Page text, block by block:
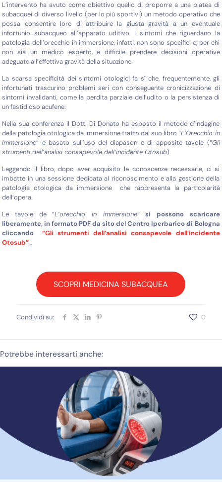
L’intervento ha avuto come obiettivo quello di proporre a una platea di
subacquei di diverso livello (per lo più sportivi) un metodo operativo che
possa consentire loro di attribuire la giusta gravità a un eventuale
infortunio subacqueo all’apparato uditivo. I sintomi che riguardano la
patologia dell’orecchio in immersione, infatti, non sono specifici e, per chi
non sia un medico esperto, è difficile prendere decisioni operative
adeguate all’effettiva gravità della situazione.
La scarsa specificità dei sintomi otologici fa sì che, frequentemente, gli
infortunati trascurino problemi seri con conseguente cronicizzazione di
sintomi invalidanti, come la perdita parziale dell’udito o la persistenza di
un fastidioso acufene.
Nella sua conferenza il Dott. Di Donato ha esposto il metodo d’indagine
della patologia otologica da immersione tratto dal suo libro “L’Orecchio in
Immersione” e basato sull’uso del diapason e di apposite tavole (“Gli
strumenti dell’analisi consapevole dell’incidente Otosub).
Leggendo il libro, dopo aver acquisito le conoscenze necessarie, ci si
imbatte in una sessione dedicata al riconoscimento e alla gestione della
patologia otologica da immersione che rappresenta la particolarità
dell’opera.
Le tavole de “L’orecchio in immersione” si possono scaricare
liberamente, in formato PDF da sito del Centro Iperbarico di Bologna
cliccando “Gli strumenti dell’analisi consapevole dell’incidente
Otosub”.
SCOPRI MEDICINA SUBACQUEA
Condividi su: 0
Potrebbe interessarti anche: